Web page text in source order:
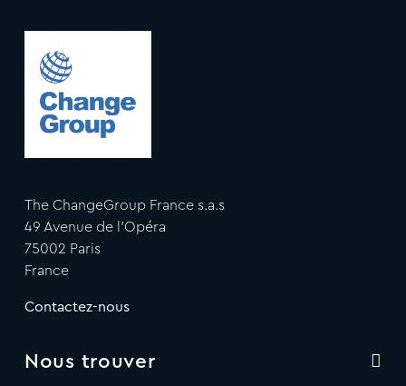
The ChangeGroup France s.a.s
49 Avenue de l'Opéra
75002 Paris
France
Contactez-nous
Nous trouver